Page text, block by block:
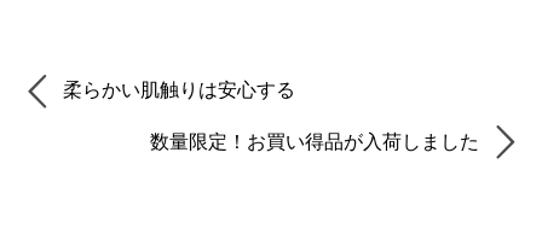
柔らかい肌触りは安心する
数量限定！お買い得品が入荷しました